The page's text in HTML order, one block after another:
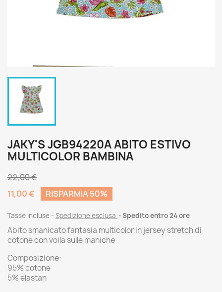
JAKY'S JGB94220A ABITO ESTIVO
MULTICOLOR BAMBINA
22,00 €
11,00 €
RISPARMIA 50%
Tasse incluse Spedizione esclusa Spedito entro 24 ore
Abito smanicato fantasia multicolor in jersey stretch di
cotone con voila sulle maniche
Composizione:
95% cotone
5% elastan